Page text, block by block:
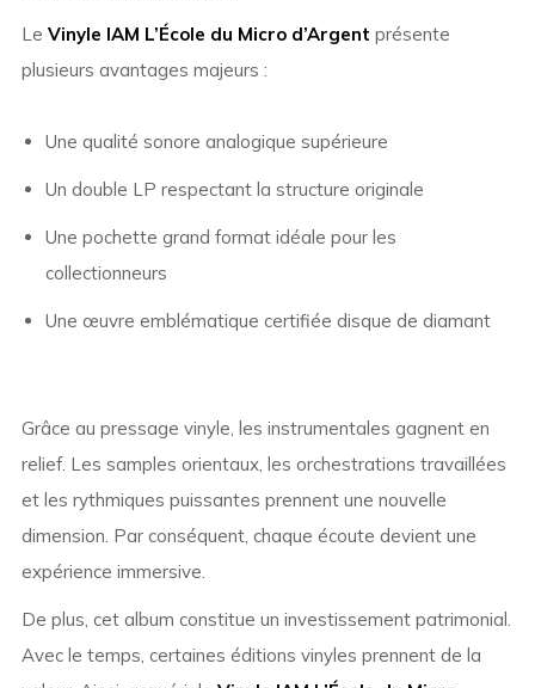
Le Vinyle IAM L’École du Micro d’Argent présente
plusieurs avantages majeurs :
Une qualité sonore analogique supérieure
Un double LP respectant la structure originale
Une pochette grand format idéale pour les
collectionneurs
Une œuvre emblématique certifiée disque de diamant
Grâce au pressage vinyle, les instrumentales gagnent en
relief. Les samples orientaux, les orchestrations travaillées
et les rythmiques puissantes prennent une nouvelle
dimension. Par conséquent, chaque écoute devient une
expérience immersive.
De plus, cet album constitue un investissement patrimonial.
Avec le temps, certaines éditions vinyles prennent de la